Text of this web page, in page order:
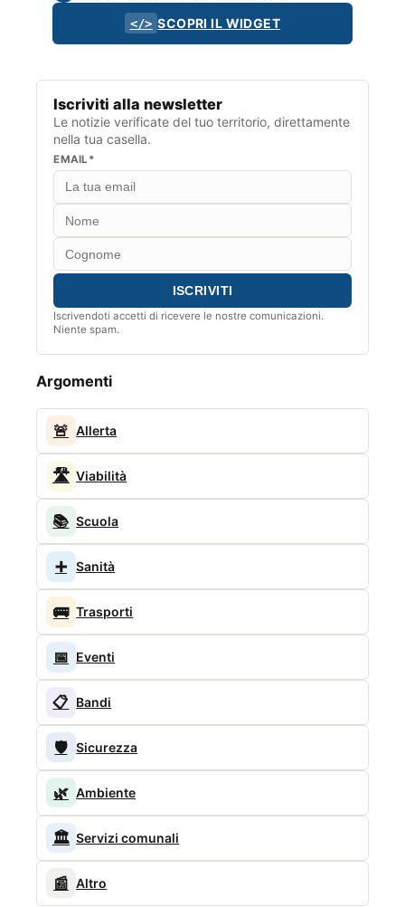
</> SCOPRI IL WIDGET
Iscriviti alla newsletter
Le notizie verificate del tuo territorio, direttamente
nella tua casella.
EMAIL*
Iscrivendoti accetti di ricevere le nostre comunicazioni.
Niente spam.
Argomenti
🚨 Allerta
🛣️ Viabilità
📚 Scuola
➕ Sanità
🚌 Trasporti
📅 Eventi
📋 Bandi
🛡️ Sicurezza
🌿 Ambiente
🏛️ Servizi comunali
📰 Altro